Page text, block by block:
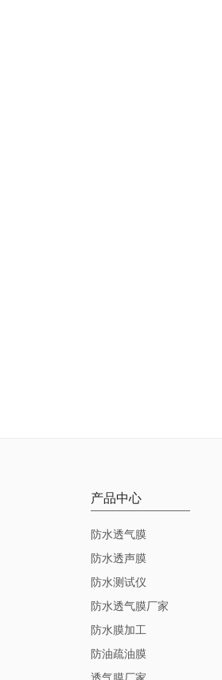
产品中心
防水透气膜
防水透声膜
防水测试仪
防水透气膜厂家
防水膜加工
防油疏油膜